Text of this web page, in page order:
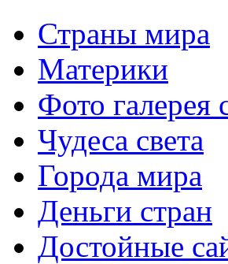
Страны мира
Материки
Фото галерея
Чудеса света
Города мира
Деньги стран
Достойные